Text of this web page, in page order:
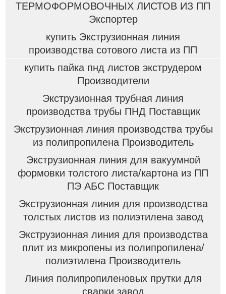
ТЕРМОФОРМОВОЧНЫХ ЛИСТОВ ИЗ ПП
Экспортер
купить Экструзионная линия
производства сотового листа из ПП
купить пайка пнд листов экструдером
Производители
Экструзионная трубная линия
производства трубы ПНД Поставщик
Экструзионная линия производства трубы
из полипропилена Производитель
Экструзионная линия для вакуумной
формовки толстого листа/картона из ПП
ПЭ АБС Поставщик
Экструзионная линия для производства
толстых листов из полиэтилена завод
Экструзионная линия для производства
плит из микропены из полипропилена/
полиэтилена Производитель
Линия полипропиленовых прутки для
сварки завод